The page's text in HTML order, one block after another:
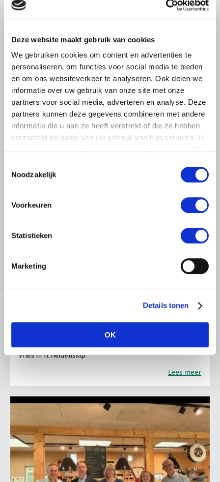
Deze website maakt gebruik van cookies
We gebruiken cookies om content en advertenties te
personaliseren, om functies voor social media te bieden
en om ons websiteverkeer te analyseren. Ook delen we
informatie over uw gebruik van onze site met onze
partners voor social media, adverteren en analyse. Deze
partners kunnen deze gegevens combineren met andere
informatie die u aan ze heeft verstrekt of die ze hebben
verzameld op basis van uw gebruik van hun services. U
Noodzakelijk
Voorkeuren
Statistieken
Marketing
Details tonen
OK
pluimveehouders
het voorplein van het provinciehuis in Den Bosch te
komen…
Lees meer
6 AUGUSTUS 2026
LTO Nederland ontving gisteren Tweede Kamerlid
Maarten Goudzwaard (JA21) en beleidsmedewerker
Vries in It Heidenskip.
Lees meer